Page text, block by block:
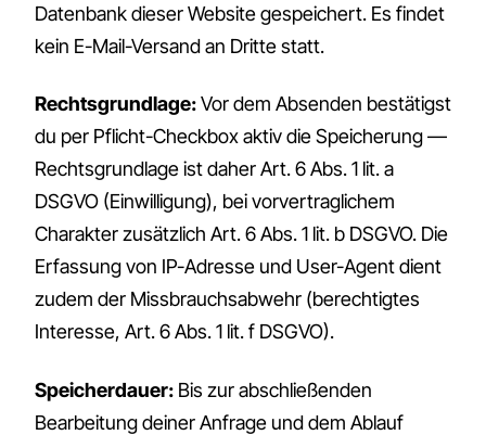
Datenbank dieser Website gespeichert. Es findet
kein E-Mail-Versand an Dritte statt.
Rechtsgrundlage:Vor dem Absenden bestätigst
du per Pflicht-Checkbox aktiv die Speicherung —
Rechtsgrundlage ist daher Art. 6 Abs. 1 lit. a
DSGVO (Einwilligung), bei vorvertraglichem
Charakter zusätzlich Art. 6 Abs. 1 lit. b DSGVO. Die
Erfassung von IP-Adresse und User-Agent dient
zudem der Missbrauchsabwehr (berechtigtes
Interesse, Art. 6 Abs. 1 lit. f DSGVO).
Speicherdauer: Bis zur abschließenden
Bearbeitung deiner Anfrage und dem Ablauf